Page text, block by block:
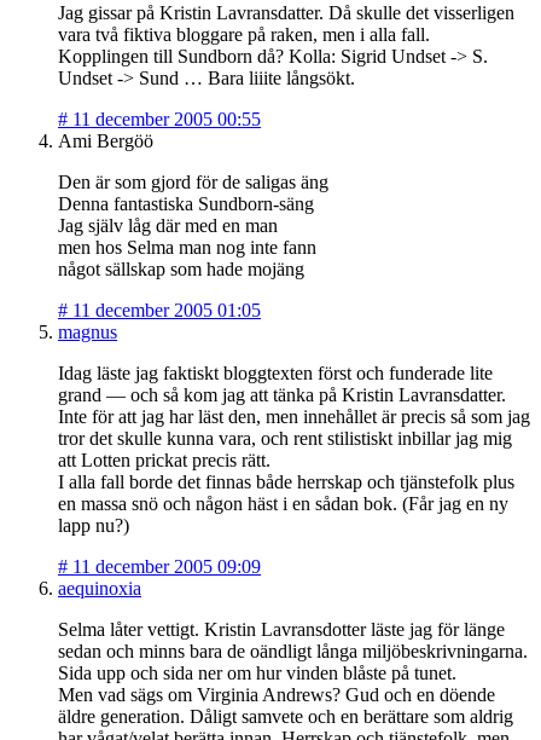
Jag gissar på Kristin Lavransdatter. Då skulle det visserligen
vara två fiktiva bloggare på raken, men i alla fall.
Kopplingen till Sundborn då? Kolla: Sigrid Undset -> S.
Undset -> Sund … Bara liiite långsökt.
# 11 december 2005 00:55
Ami Bergöö
Den är som gjord för de saligas äng
Denna fantastiska Sundborn-säng
Jag själv låg där med en man
men hos Selma man nog inte fann
något sällskap som hade mojäng
# 11 december 2005 01:05
magnus
Idag läste jag faktiskt bloggtexten först och funderade lite
grand — och så kom jag att tänka på Kristin Lavransdatter.
Inte för att jag har läst den, men innehållet är precis så som jag
tror det skulle kunna vara, och rent stilistiskt inbillar jag mig
att Lotten prickat precis rätt.
I alla fall borde det finnas både herrskap och tjänstefolk plus
en massa snö och någon häst i en sådan bok. (Får jag en ny
lapp nu?)
# 11 december 2005 09:09
aequinoxia
Selma låter vettigt. Kristin Lavransdotter läste jag för länge
sedan och minns bara de oändligt långa miljöbeskrivningarna.
Sida upp och sida ner om hur vinden blåste på tunet.
Men vad sägs om Virginia Andrews? Gud och en döende
äldre generation. Dåligt samvete och en berättare som aldrig